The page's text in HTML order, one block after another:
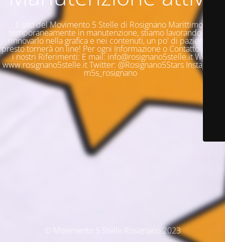
Il sito del Movimento 5 Stelle di Rosignano Marittimo è
temporaneamente in manutenzione, stiamo lavorando per
rinnovarlo nella grafica e nei contenuti, un po' di pazienza e
presto tornerà on line! Per ogni Informazione o Contatto questi
i nostri Riferimenti: E mail: info@rosignano5stelle.it Web:
www.rosignano5stelle.it Twitter: @Rosignano5Stars Instagram:
m5s_rosignano
© Movimento 5 Stelle Rosignano 2023